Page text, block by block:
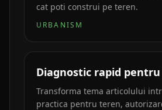
cat poti construi pe teren.
URBANISM
Diagnostic rapid
Transforma tema articolului
practica pentru teren,